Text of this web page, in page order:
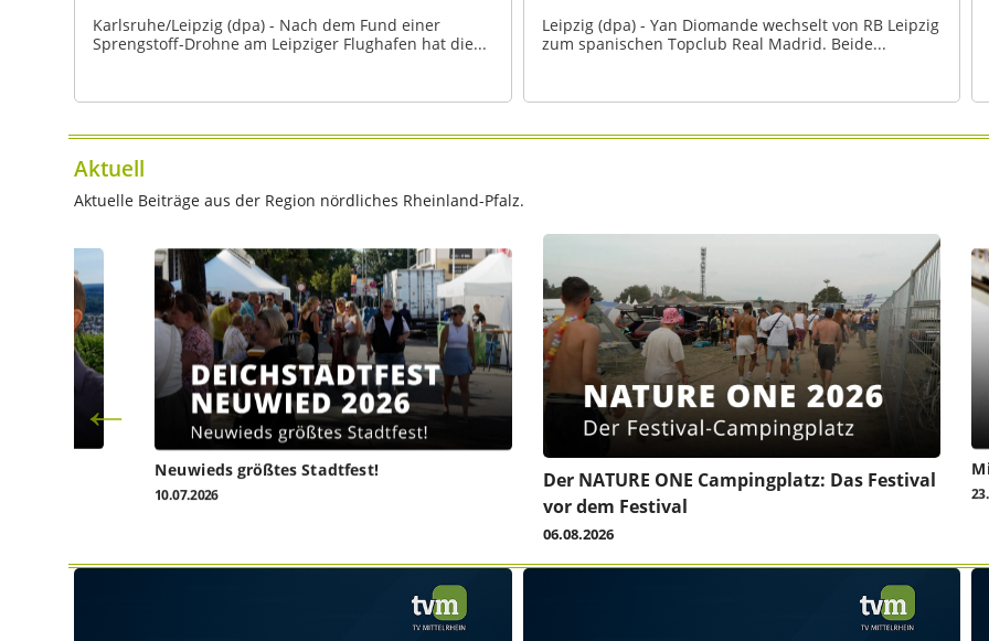
Karlsruhe/Leipzig (dpa) - Nach dem Fund einer
Sprengstoff-Drohne am Leipziger Flughafen hat die...
Leipzig (dpa) - Yan Diomande wechselt von RB Leipzig
zum spanischen Topclub Real Madrid. Beide...
Aktuell
Aktuelle Beiträge aus der Region nördliches Rheinland-Pfalz.
Neuwieds größtes Stadtfest!
10.07.2026
Der NATURE ONE Campingplatz: Das Festival
vor dem Festival
06.08.2026